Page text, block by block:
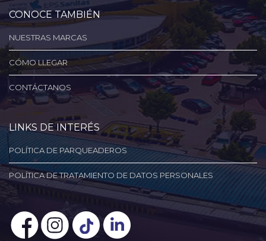
CONOCE TAMBIÉN
NUESTRAS MARCAS
CÓMO LLEGAR
CONTÁCTANOS
LINKS DE INTERÉS
POLÍTICA DE PARQUEADEROS
POLÍTICA DE TRATAMIENTO DE DATOS PERSONALES